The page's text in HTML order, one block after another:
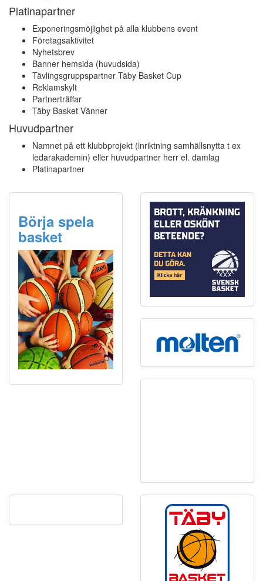
Platinapartner
Exponeringsmöjlighet på alla klubbens event
Företagsaktivitet
Nyhetsbrev
Banner hemsida (huvudsida)
Tävlingsgruppspartner Täby Basket Cup
Reklamskylt
Partnerträffar
Täby Basket Vänner
Huvudpartner
Namnet på ett klubbprojekt (inriktning samhällsnytta t ex
ledarakademin) eller huvudpartner herr el. damlag
Platinapartner
Börja spela
basket